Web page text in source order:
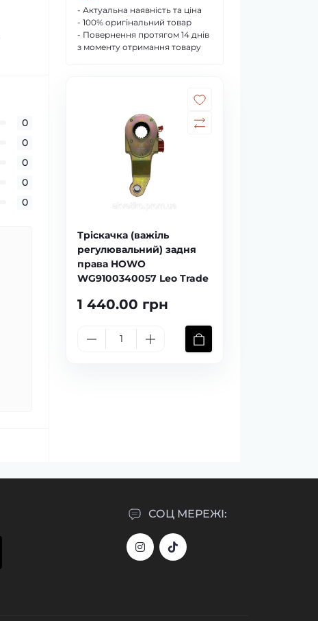
0
0
0
0
0
- Актуальна наявність та ціна
- 100% оригінальний товар
- Повернення протягом 14 днів
з моменту отримання товару
Тріскачка (важіль
регулювальний) задня
права HOWO
WG9100340057 Leo Trade
1 440.00 грн
СОЦ МЕРЕЖІ: